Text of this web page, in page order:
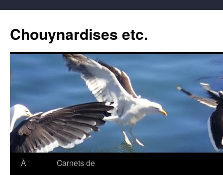
contenu
Chouynardises etc.
À
Carnets de